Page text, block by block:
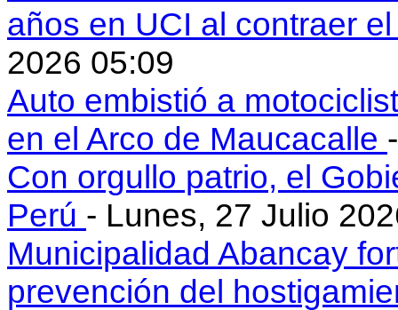
años en UCI al contraer
2026 05:09
Auto embistió a
en el Arco de Maucacalle
Con orgullo patrio, el
Perú - Lunes, 27 Julio
Municipalidad Abancay
prevención del